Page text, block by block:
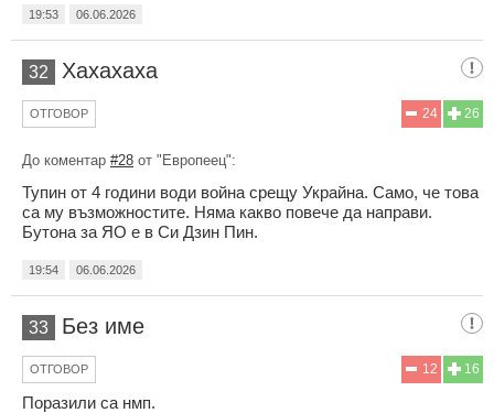
19:53 06.06.2026
32 Хахахаха
26
24
ОТГОВОР
До коментар #28 от "Европеец":
Тупин от 4 години води война срещу Украйна. Само, че това
са му възможностите. Няма какво повече да направи.
Бутона за ЯО е в Си Дзин Пин.
19:54 06.06.2026
33 Без име
16
12
ОТГОВОР
Поразили са нмп.